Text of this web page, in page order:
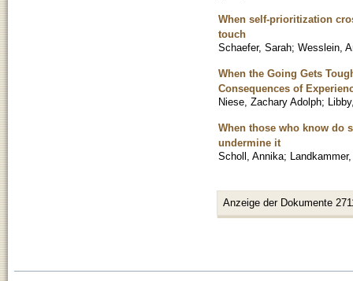
When self-prioritization
touch
Schaefer, Sarah; Wesslein,
When the Going Gets
Consequences of
Niese, Zachary Adolph;
When those who know do
undermine it
Scholl, Annika;
Anzeige der Dokumente